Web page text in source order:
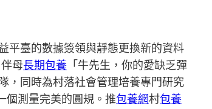
平臺的數據簽領與靜態更換新的資料
母長期包養 「牛先生，你的愛缺乏彈
，同時為村落社會管理培養專門研究
個測量完美的圓規。推包養網村包養